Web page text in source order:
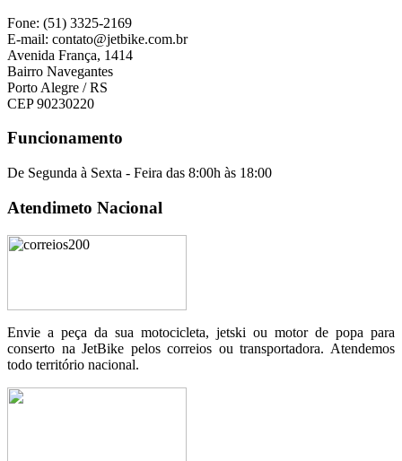
Fone: (51) 3325-2169
E-mail: contato@jetbike.com.br
Avenida França, 1414
Bairro Navegantes
Porto Alegre / RS
CEP 90230220
Funcionamento
De Segunda à Sexta - Feira das 8:00h às 18:00
Atendimeto Nacional
Envie a peça da sua motocicleta, jetski ou motor de popa para
conserto na JetBike pelos correios ou transportadora. Atendemos
todo território nacional.